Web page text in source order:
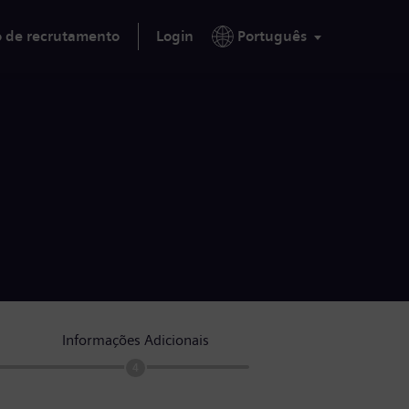
de recrutamento Login Português
Informações Adicionais